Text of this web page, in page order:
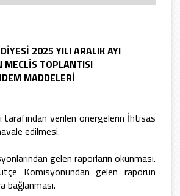
2025 YILI ARALIK AYI
MECLİS TOPLANTISI
MADDELERİ
tarafından verilen önergelerin İhtisas
edilmesi.
gelen raporların okunması.
Komisyonundan gelen raporun
bağlanması.